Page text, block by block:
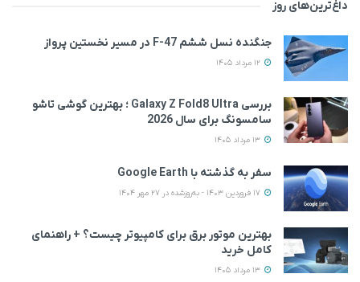
داغ‌ترین‌های روز
جنگنده نسل ششم F-47 در مسیر نخستین پرواز
بررسی Galaxy Z Fold8 Ultra ؛ بهترین گوشی تاشو
سامسونگ برای سال 2026
سفر به گذشته با Google Earth
بهترین موتور برق برای کامپیوتر چیست؟ + راهنمای
کامل خرید